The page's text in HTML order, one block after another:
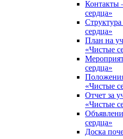
Контакты
сердца»
сердца»
План на
«Чистые
сердца»
«Чистые
Отчет за
«Чистые
сердца»
Доска